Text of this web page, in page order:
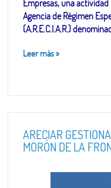
Empresas, una
Agencia de Régimen
(A.R.E.C.I.A.R.)
Leer más»
ARECIAR
MORÓN DE LA